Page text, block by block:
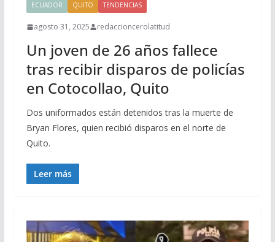
ECUADOR QUITO TENDENCIAS
agosto 31, 2025 redaccioncerolatitud
Un joven de 26 años fallece
tras recibir disparos de policías
en Cotocollao, Quito
Dos uniformados están detenidos tras la muerte de
Bryan Flores, quien recibió disparos en el norte de
Quito.
Leer más